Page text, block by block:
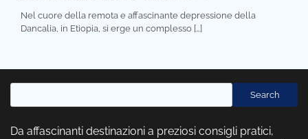
Nel cuore della remota e affascinante depressione della
Dancalia, in Etiopia, si erge un complesso […]
Search
Da affascinanti destinazioni a preziosi consigli pratici,